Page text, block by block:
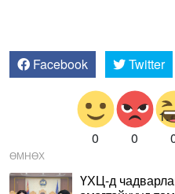
Facebook Twitter
0 0
ӨМНӨХ
ҮХЦ-д